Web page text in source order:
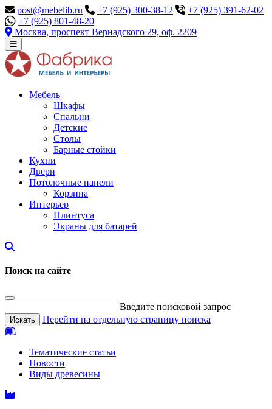
post@mebelib.ru +7 (925) 300-38-12
+7 (925) 391-62-02
+7 (925) 801-48-20
Москва, проспект Вернадского 29, оф. 2209
Мебель
Шкафы
Спальни
Детские
Столы
Барные стойки
Кухни
Двери
Потолочные панели
Корзина
Интерьер
Плинтуса
Экраны для батарей
Поиск на сайте
Введите поисковой запрос
Перейти на отдельную страницу поиска
Тематические статьи
Новости
Виды древесины